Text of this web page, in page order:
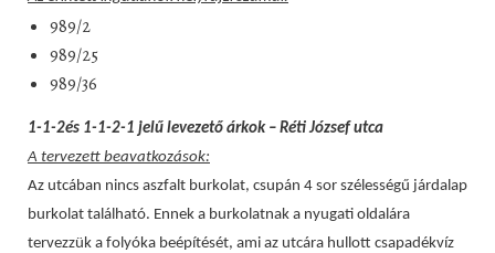
989/2
989/25
989/36
1-1-2és 1-1-2-1 jelű levezető árkok – Réti József utca
A tervezett beavatkozások:
Az utcában nincs aszfalt burkolat, csupán 4 sor szélességű járdalap
burkolat található. Ennek a burkolatnak a nyugati oldalára
tervezzük a folyóka beépítését, ami az utcára hullott csapadékvíz